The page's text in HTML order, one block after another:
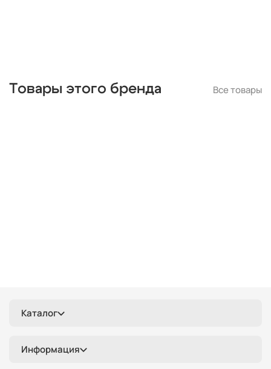
Товары этого бренда Все товары
Каталог
Информация